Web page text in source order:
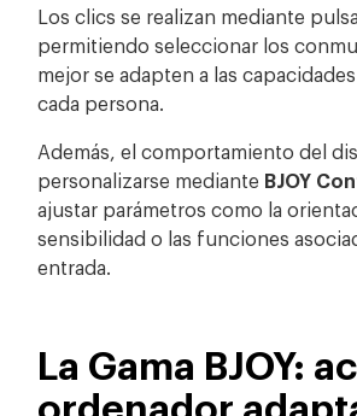
Los clics se realizan mediante
permitiendo seleccionar los
mejor se adapten a las
cada persona.
Además, el comportamiento del
personalizarse mediante BJOY
ajustar parámetros como la
sensibilidad o las funciones
entrada.
La Gama BJOY:
ordenador